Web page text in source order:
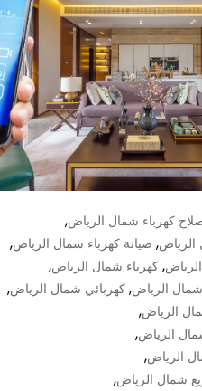
كهرباء شمال الرياض,
الرياض, صيانة كهرباء شمال الرياض,
, كهرباء شمال الرياض,
شمال الرياض, كهربائي شمال الرياض,
الرياض,
الرياض,
الرياض,
شمال الرياض,